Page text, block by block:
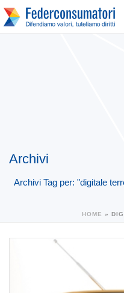
Archivi
Archivi Tag per: "digitale
HOME »